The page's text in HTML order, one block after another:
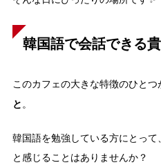
韓国語で会話できる
このカフェの大きな特徴のひとつ
と 。
韓国語を勉強している方にとって
と感じることはありませんか？